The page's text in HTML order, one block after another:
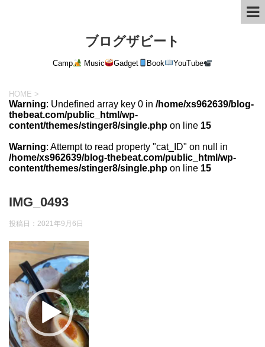
ブログザビート
Camp Music Gadget Book YouTube
HOME >
Warning: Undefined array key 0 in /home/xs962639/blog-
thebeat.com/public_html/wp-
content/themes/stinger8/single.php on line 15
Warning: Attempt to read property "cat_ID" on null in
/home/xs962639/blog-thebeat.com/public_html/wp-
content/themes/stinger8/single.php on line 15
IMG_0493
投稿日： 2021年9月6日
プ
レ
ー
ヤ
ー